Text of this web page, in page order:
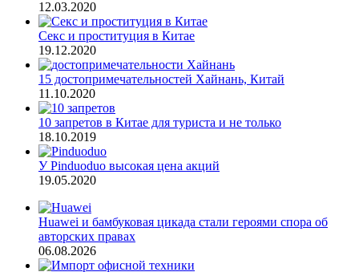
12.03.2020
Секс и проституция в Китае
19.12.2020
15 достопримечательностей Хайнань, Китай
11.10.2020
10 запретов в Китае для туриста и не только
18.10.2019
У Pinduoduo высокая цена акций
19.05.2020
Huawei и бамбуковая цикада стали героями спора об
авторских правах
06.08.2026